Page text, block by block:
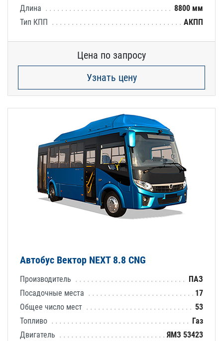
Длина
8800 мм
Тип КПП
АКПП
Цена по запросу
Узнать цену
Автобус Вектор NEXT 8.8 CNG
Производитель
ПАЗ
Посадочные места
17
Общее число мест
53
Топливо
Газ
Двигатель
ЯМЗ 53423